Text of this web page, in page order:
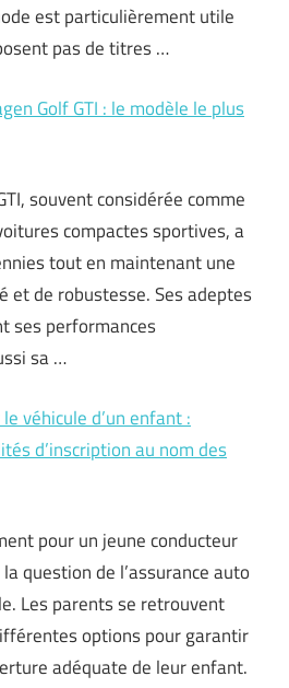
est particulièrement utile
pas de titres …
Golf GTI : le modèle le plus
souvent considérée comme
compactes sportives, a
tout en maintenant une
et de robustesse. Ses adeptes
ses performances
sa …
véhicule d’un enfant :
d’inscription au nom des
pour un jeune conducteur
question de l’assurance auto
Les parents se retrouvent
options pour garantir
adéquate de leur enfant.